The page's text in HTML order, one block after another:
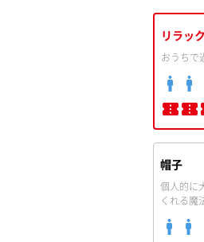
リラッ
おうちで
帽子
個人的に
くれる魔